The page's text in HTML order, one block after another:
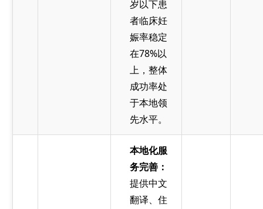
岁以下患
者临床妊
娠率稳定
在78%以
上，整体
成功率处
于本地领
先水平。
本地化服
务完善：
提供中文
翻译、住